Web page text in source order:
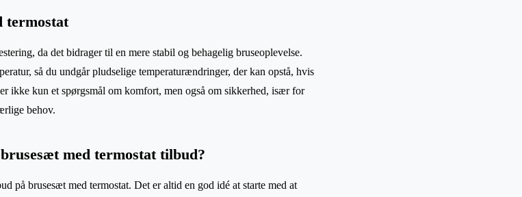
termostat
da det bidrager til en mere stabil og behagelig bruseoplevelse.
så du undgår pludselige temperaturændringer, der kan opstå, hvis
ikke kun et spørgsmål om komfort, men også om sikkerhed, især for
behov.
med termostat tilbud?
på brusesæt med termostat. Det er altid en god idé at starte med at